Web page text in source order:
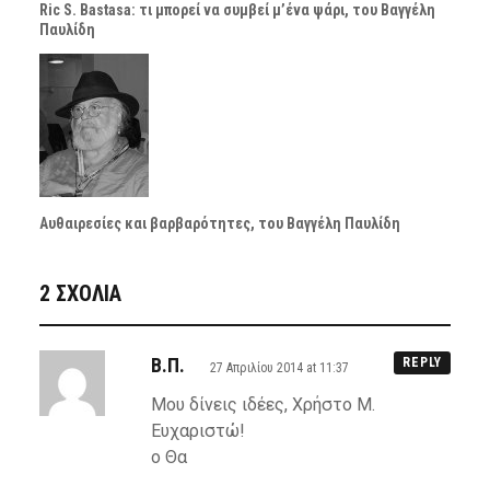
Ric S. Bastasa: τι μπορεί να συμβεί μ’ένα ψάρι, του Βαγγέλη
Παυλίδη
Αυθαιρεσίες και βαρβαρότητες, του Βαγγέλη Παυλίδη
2 ΣΧΌΛΙΑ
Β.Π. 27 Απριλίου 2014 at 11:37 REPLY
Μου δίνεις ιδέες, Χρήστο Μ.
Ευχαριστώ!
ο Θα